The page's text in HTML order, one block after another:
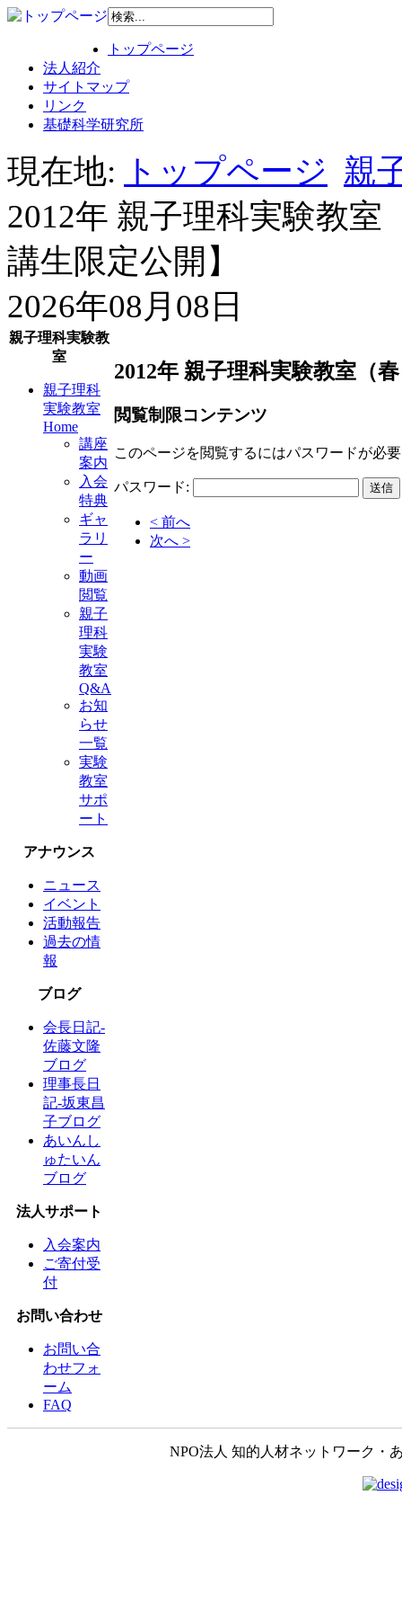
トップページ
法人紹介
サイトマップ
リンク
基礎科学研究所
現在地: トップページ 親
2012年 親子理科実験教
講生限定公開】
2026年08月08日
親子理科実験教
室
親子理科
実験教室
Home
講座
案内
入会
特典
ギャ
ラリ
ー
動画
閲覧
親子
理科
実験
教室
Q&A
お知
らせ
一覧
実験
教室
サポ
ート
アナウンス
ニュース
イベント
活動報告
過去の情
報
ブログ
会長日記-
佐藤文隆
ブログ
理事長日
記-坂東昌
子ブログ
あいんし
ゅたいん
ブログ
法人サポート
入会案内
ご寄付受
付
お問い合わせ
お問い合
わせフォ
ーム
FAQ
2012年 親子理科実験教室（
閲覧制限コンテンツ
このページを閲覧するにはパスワードが必
パスワード:
< 前へ
次へ >
NPO法人 知的人材ネットワーク・